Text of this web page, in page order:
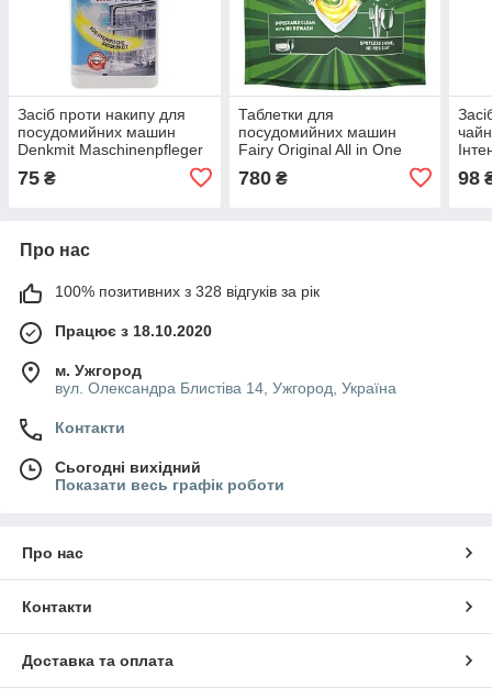
Засіб проти накипу для
посудомийних машин
Denkmit Maschinenpfleger
75 ₴
Таблетки для
посудомийних машин
Fairy Original All in One
780₴ 98
Про нас
100% позитивних з 328 відгуків за рік
Працює з 18.10.2020
м. Ужгород
вул. Олександра Блистіва 14, Ужгород, Україна
Контакти
Сьогодні вихідний
Показати весь графік роботи
Про нас
Контакти
Доставка та оплата